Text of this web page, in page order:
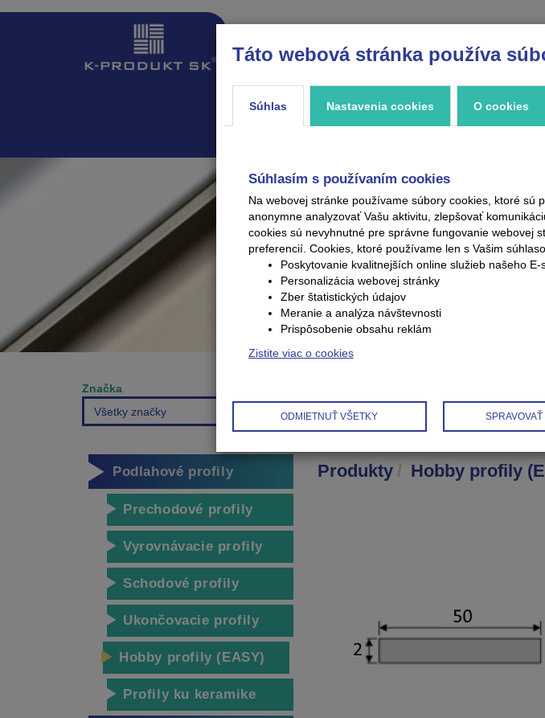
Značka
Všetky značky
Podlahové profily
Prechodové profily
Vyrovnávacie profily
Schodové profily
Ukončovacie profily
Hobby profily (EASY)
Profily ku keramike
Produkty Hobby profily
Táto webová stránka používa
Súhlas Nastavenia cookies O cookies
Súhlasím s používaním cookies
Na webovej stránke používame súbory cookies, ktoré sú
anonymne analyzovať Vašu aktivitu, zlepšovať
cookies sú nevyhnutné pre správne fungovanie webovej
preferencií. Cookies, ktoré používame len s Vašim
Poskytovanie kvalitnejších online služieb našeho E-
Personalizácia webovej stránky
Zber štatistických údajov
Meranie a analýza návštevnosti
Prispôsobenie obsahu reklám
Zistite viac o cookies
ODMIETNUŤ VŠETKY SPRAVOVAŤ